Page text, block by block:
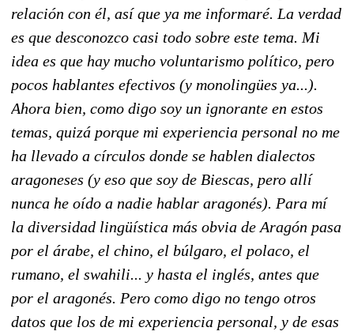
relación con él, así que ya me informaré. La verdad
es que desconozco casi todo sobre este tema. Mi
idea es que hay mucho voluntarismo político, pero
pocos hablantes efectivos (y monolingües ya...).
Ahora bien, como digo soy un ignorante en estos
temas, quizá porque mi experiencia personal no me
ha llevado a círculos donde se hablen dialectos
aragoneses (y eso que soy de Biescas, pero allí
nunca he oído a nadie hablar aragonés). Para mí
la diversidad lingüística más obvia de Aragón pasa
por el árabe, el chino, el búlgaro, el polaco, el
rumano, el swahili... y hasta el inglés, antes que
por el aragonés. Pero como digo no tengo otros
datos que los de mi experiencia personal, y de esas